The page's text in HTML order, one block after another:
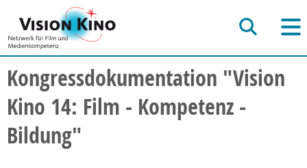
Kongressdokumentation "Vision
Kino 14: Film - Kompetenz -
Bildung"